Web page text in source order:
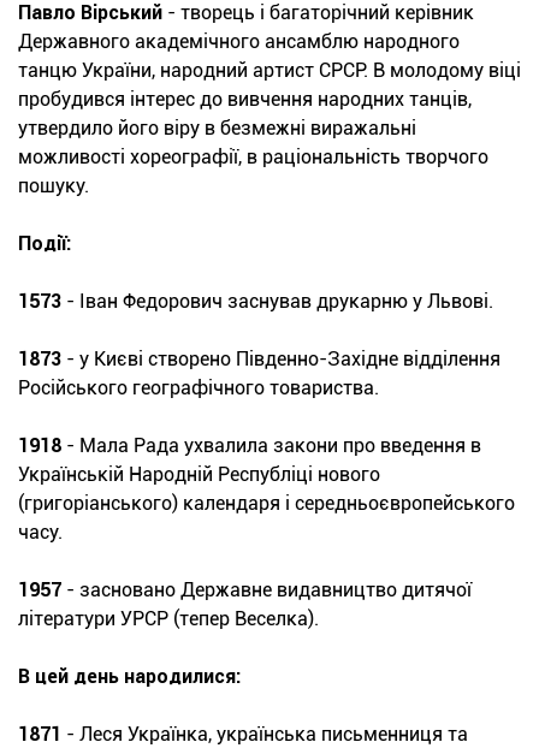
Павло Вірський - творець і багаторічний керівник
Державного академічного ансамблю народного
танцю України, народний артист СРСР. В молодому віці
пробудився інтерес до вивчення народних танців,
утвердило його віру в безмежні виражальні
можливості хореографії, в раціональність творчого
пошуку.
Події:
1573 - Іван Федорович заснував друкарню у Львові.
1873 - у Києві створено Південно-Західне відділення
Російського географічного товариства.
1918 - Мала Рада ухвалила закони про введення в
Українській Народній Республіці нового
(григоріанського) календаря і середньоєвропейського
часу.
1957 - засновано Державне видавництво дитячої
літератури УРСР (тепер Веселка).
В цей день народилися:
1871 - Леся Українка, українська письменниця та